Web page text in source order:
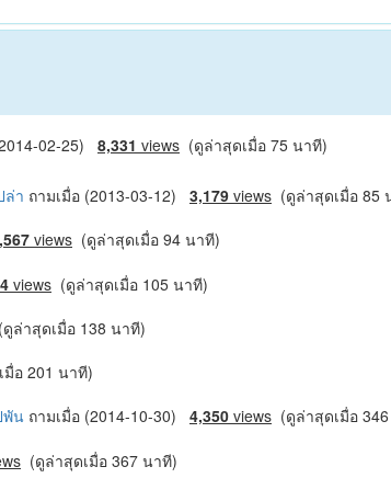
02-25) 8,331 views (ดูล่าสุดเมื่อ 75 นาที)
ล่า ถามเมื่อ (2013-03-12) 3,179 views (ดูล่าสุดเมื่อ 85
views (ดูล่าสุดเมื่อ 94 นาที)
views (ดูล่าสุดเมื่อ 105 นาที)
(ดูล่าสุดเมื่อ 138 นาที)
มื่อ 201 นาที)
พัน ถามเมื่อ (2014-10-30) 4,350 views (ดูล่าสุดเมื่อ
(ดูล่าสุดเมื่อ 367 นาที)